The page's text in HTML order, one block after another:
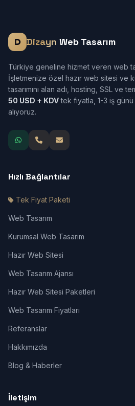
Dizayn Web Tasarım
Türkiye geneline hizmet veren web
İşletmenize özel hazır web sitesi ve
tasarımını alan adı, hosting, SSL ve
50 USD + KDVtek fiyatla, 1-3 iş günü
alıyoruz.
Hızlı Bağlantılar
Tek Fiyat Paketi
Web Tasarım
Kurumsal Web Tasarım
Hazır Web Sitesi
Web Tasarım Ajansı
Hazır Web Sitesi Paketleri
Web Tasarım Fiyatları
Referanslar
Hakkımızda
Blog & Haberler
İletişim